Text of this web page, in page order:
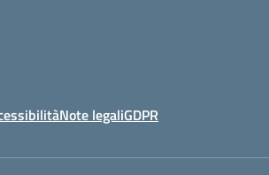
Note legaliGDPR